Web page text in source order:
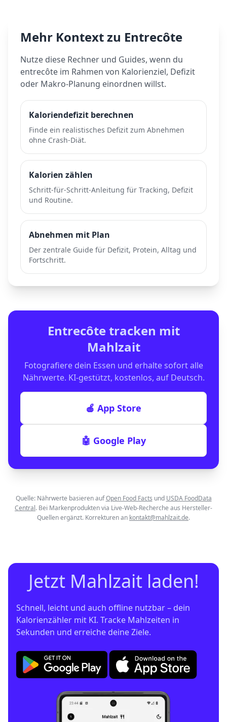
Mehr Kontext zu Entrecôte
Nutze diese Rechner und Guides, wenn du
entrecôte im Rahmen von Kalorienziel, Defizit
oder Makro-Planung einordnen willst.
Kaloriendefizit berechnen
Finde ein realistisches Defizit zum Abnehmen
ohne Crash-Diät.
Kalorien zählen
Schritt-für-Schritt-Anleitung für Tracking, Defizit
und Routine.
Abnehmen mit Plan
Der zentrale Guide für Defizit, Protein, Alltag und
Fortschritt.
Entrecôtetracken mit
Mahlzait
Fotografiere dein Essen und erhalte sofort alle
Nährwerte. KI-gestützt, kostenlos, auf Deutsch.
🍎 App Store
🤖 Google Play
Quelle: Nährwerte basieren auf Open Food Facts und USDA FoodData
Central. Bei Markenprodukten via Live-Web-Recherche aus Hersteller-
Quellen ergänzt. Korrekturen an kontakt@mahlzait.de.
Jetzt Mahlzait laden!
Schnell, leicht und auch offline nutzbar – dein
Kalorienzähler mit KI. Tracke Mahlzeiten in
Sekunden und erreiche deine Ziele.